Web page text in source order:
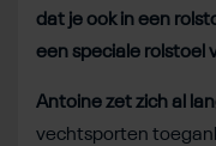
dat je ook in een
een speciale rolstoel
Antoine zet zich al
vechtsporten